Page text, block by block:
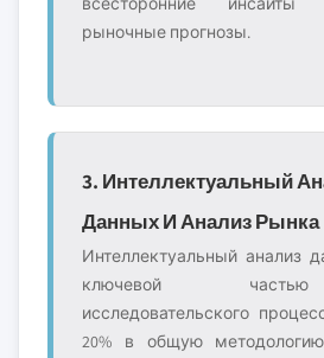
рыночные прогнозы.
3. Интеллектуальный
Данных И Анализ Рынка
Интеллектуальный анализ
ключевой
исследовательского
20% в общую